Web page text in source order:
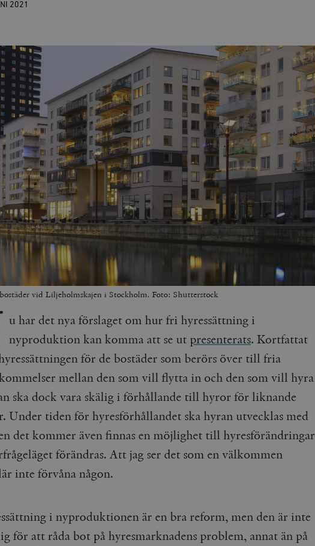
2021
vid Liljeholmskajen i Stockholm. Foto: Shutterstock
u har det nya förslaget om hur fri hyressättning i
nyproduktion kan komma att se ut presenterats. Kortfattat
för de bostäder som berörs över till fria
mellan den som vill flytta in och den som vill hyra
ska dock vara skälig i förhållande till hyror för liknande
Under tiden för hyresförhållandet ska hyran utvecklas med
det kommer även finnas en möjlighet till hyresförändringar
förändras. Att jag ser det som en välkommen
inte förvåna någon.
i nyproduktionen är en bra reform, men den är inte
för att råda bot på hyresmarknadens problem, annat än på